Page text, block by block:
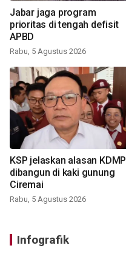
Jabar jaga program
prioritas di tengah defisit
APBD
Rabu, 5 Agustus 2026
KSP jelaskan alasan KDMP
dibangun di kaki gunung
Ciremai
Rabu, 5 Agustus 2026
Infografik